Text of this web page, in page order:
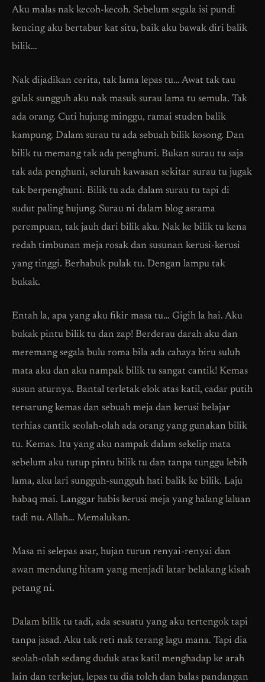
Aku malas nak kecoh-kecoh. Sebelum segala isi pundi
kencing aku bertabur kat situ, baik aku bawak diri balik
bilik…
Nak dijadikan cerita, tak lama lepas tu… Awat tak tau
galak sungguh aku nak masuk surau lama tu semula. Tak
ada orang. Cuti hujung minggu, ramai studen balik
kampung. Dalam surau tu ada sebuah bilik kosong. Dan
bilik tu memang tak ada penghuni. Bukan surau tu saja
tak ada penghuni, seluruh kawasan sekitar surau tu jugak
tak berpenghuni. Bilik tu ada dalam surau tu tapi di
sudut paling hujung. Surau ni dalam blog asrama
perempuan, tak jauh dari bilik aku. Nak ke bilik tu kena
redah timbunan meja rosak dan susunan kerusi-kerusi
yang tinggi. Berhabuk pulak tu. Dengan lampu tak
bukak.
Entah la, apa yang aku fikir masa tu… Gigih la hai. Aku
bukak pintu bilik tu dan zap! Berderau darah aku dan
meremang segala bulu roma bila ada cahaya biru suluh
mata aku dan aku nampak bilik tu sangat cantik! Kemas
susun aturnya. Bantal terletak elok atas katil, cadar putih
tersarung kemas dan sebuah meja dan kerusi belajar
terhias cantik seolah-olah ada orang yang gunakan bilik
tu. Kemas. Itu yang aku nampak dalam sekelip mata
sebelum aku tutup pintu bilik tu dan tanpa tunggu lebih
lama, aku lari sungguh-sungguh hati balik ke bilik. Laju
habaq mai. Langgar habis kerusi meja yang halang laluan
tadi nu. Allah… Memalukan.
Masa ni selepas asar, hujan turun renyai-renyai dan
awan mendung hitam yang menjadi latar belakang kisah
petang ni.
Dalam bilik tu tadi, ada sesuatu yang aku tertengok tapi
tanpa jasad. Aku tak reti nak terang lagu mana. Tapi dia
seolah-olah sedang duduk atas katil menghadap ke arah
lain dan terkejut, lepas tu dia toleh dan balas pandangan